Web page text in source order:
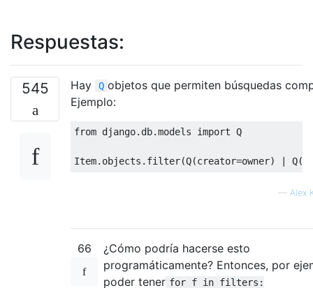
Respuestas:
545 Hay Q objetos que permiten búsquedas
Ejemplo:
from django. db.models import Q
Item. objects . filter(Q(creator=owner) | Q(
— Alex
66
¿Cómo podría hacerse esto
programáticamente? Entonces, por
poder tener for f in filters: